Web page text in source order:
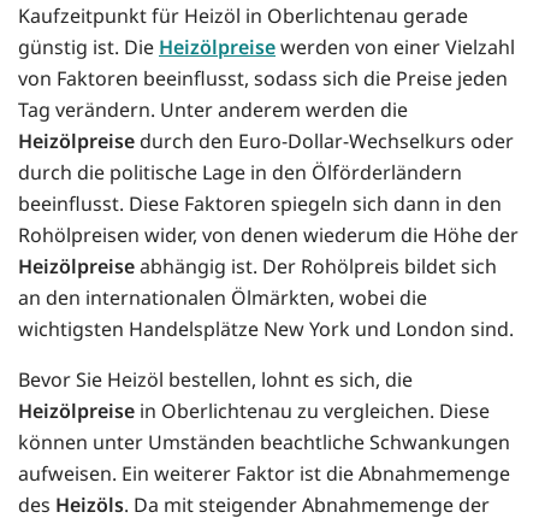
Kaufzeitpunkt für Heizöl in Oberlichtenau gerade
günstig ist. Die Heizölpreisewerden von einer Vielzahl
von Faktoren beeinflusst, sodass sich die Preise jeden
Tag verändern. Unter anderem werden die
Heizölpreise durch den Euro-Dollar-Wechselkurs oder
durch die politische Lage in den Ölförderländern
beeinflusst. Diese Faktoren spiegeln sich dann in den
Rohölpreisen wider, von denen wiederum die Höhe der
Heizölpreiseabhängig ist. Der Rohölpreis bildet sich
an den internationalen Ölmärkten, wobei die
wichtigsten Handelsplätze New York und London sind.
Bevor Sie Heizöl bestellen, lohnt es sich, die
Heizölpreise in Oberlichtenau zu vergleichen. Diese
können unter Umständen beachtliche Schwankungen
aufweisen. Ein weiterer Faktor ist die Abnahmemenge
des Heizöls. Da mit steigender Abnahmemenge der